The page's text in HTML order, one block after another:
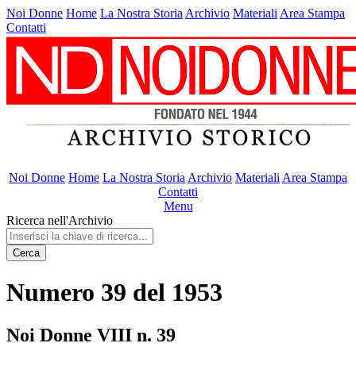
Noi Donne Home La Nostra Storia Archivio Materiali Area Stampa
Contatti
Noi Donne Home La Nostra Storia Archivio Materiali Area Stampa
Contatti
Menu
Ricerca nell'Archivio
Cerca
Numero 39 del 1953
Noi Donne VIII n. 39